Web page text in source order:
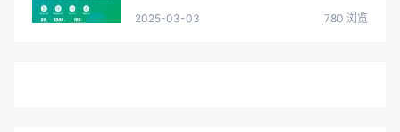
2025-03-03 780 浏览